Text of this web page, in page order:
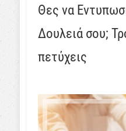
Θες να
Δουλειά σου;
πετύχεις